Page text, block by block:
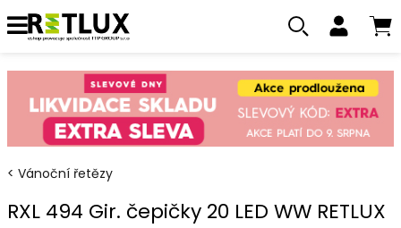
Vánoční řetězy
RXL 494 Gir. čepičky 20 LED WW RETLUX